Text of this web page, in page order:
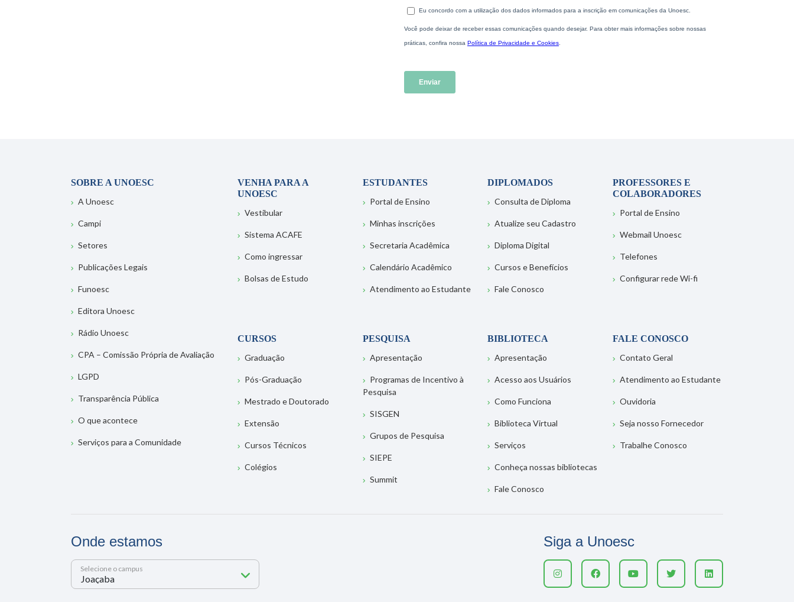
SOBRE A UNOESC
A Unoesc
Campi
Setores
Publicações Legais
Funoesc
Editora Unoesc
Rádio Unoesc
CPA – Comissão Própria de Avaliação
LGPD
Transparência Pública
O que acontece
Serviços para a Comunidade
VENHA PARA A
UNOESC
Vestibular
Sistema ACAFE
Como ingressar
Bolsas de Estudo
ESTUDANTES
Portal de Ensino
Minhas inscrições
Secretaria Acadêmica
Calendário Acadêmico
Atendimento ao Estudante
DIPLOMADOS
Consulta de Diploma
Atualize seu Cadastro
Diploma Digital
Cursos e Benefícios
Fale Conosco
PROFESSORES E
COLABORADORES
Portal de Ensino
Webmail Unoesc
Telefones
Configurar rede Wi-fi
CURSOS
Graduação
Pós-Graduação
Mestrado e Doutorado
Extensão
Cursos Técnicos
Colégios
PESQUISA
Apresentação
Programas de Incentivo à
Pesquisa
SISGEN
Grupos de Pesquisa
SIEPE
Summit
BIBLIOTECA
Apresentação
Acesso aos Usuários
Como Funciona
Biblioteca Virtual
Serviços
Conheça nossas bibliotecas
Fale Conosco
FALE CONOSCO
Contato Geral
Atendimento ao Estudante
Ouvidoria
Seja nosso Fornecedor
Trabalhe Conosco
Onde estamos
Selecione o campus
Siga a Unoesc